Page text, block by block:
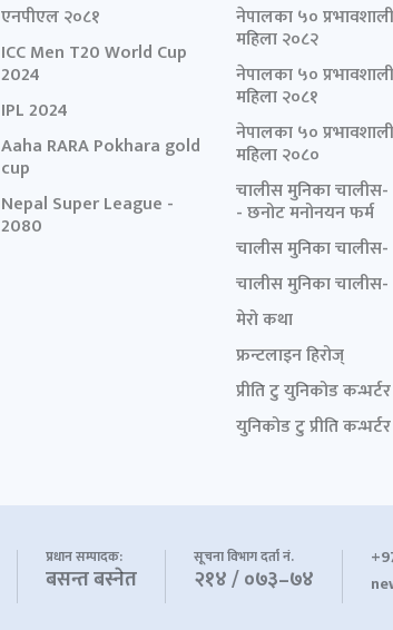
एनपीएल २०८१
ICC Men T20 World Cup
2024
IPL 2024
Aaha RARA Pokhara gold
cup
Nepal Super League -
2080
नेपालका ५० प्रभावशाली
महिला २०८२
नेपालका ५० प्रभावशाली
महिला २०८१
नेपालका ५० प्रभावशाली
महिला २०८०
चालीस मुनिका
- छनोट मनोनयन फर्म
चालीस मुनिका
चालीस मुनिका
मेरो कथा
फ्रन्टलाइन हिरोज्
प्रीति टु युनिकोड कन्भर्टर
युनिकोड टु प्रीति कन्भर्टर
प्रधान सम्पादक:
बसन्त बस्नेत
सूचना विभाग दर्ता नं.
२१४ / ०७३–७४